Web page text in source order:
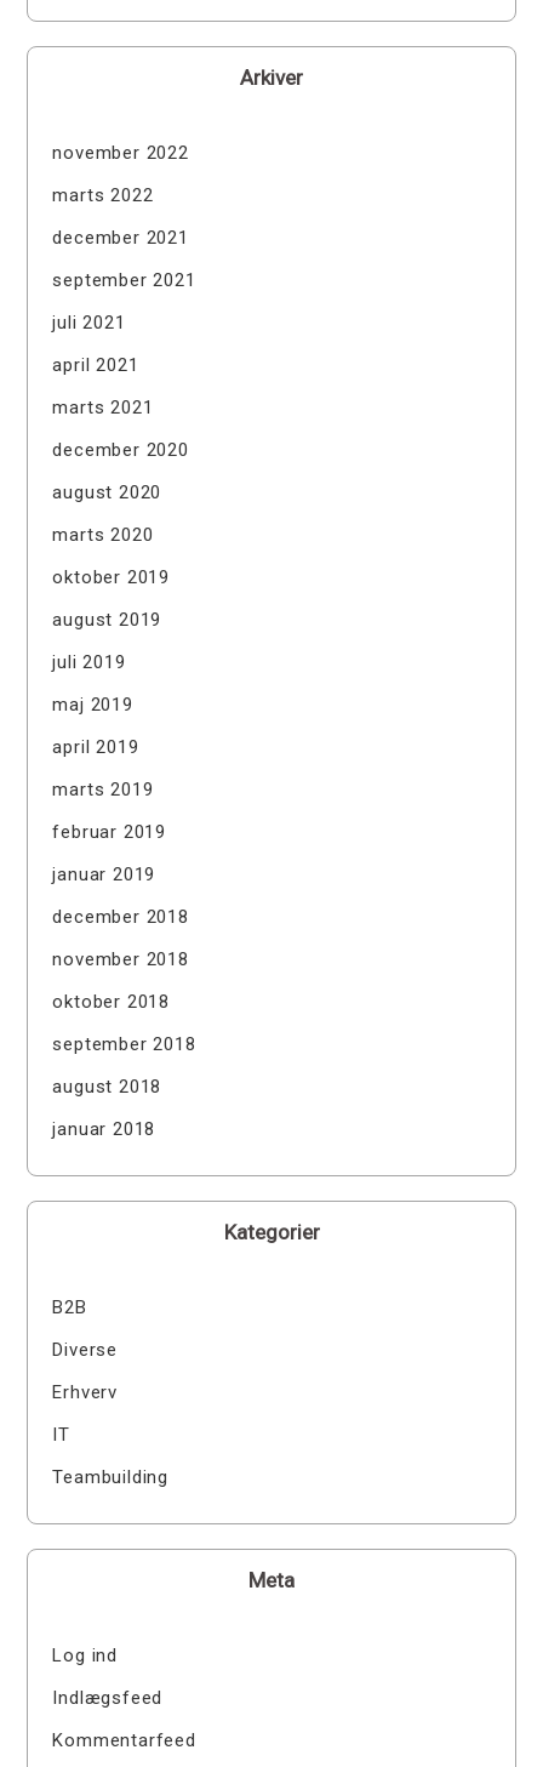
Arkiver
november 2022
marts 2022
december 2021
september 2021
juli 2021
april 2021
marts 2021
december 2020
august 2020
marts 2020
oktober 2019
august 2019
juli 2019
maj 2019
april 2019
marts 2019
februar 2019
januar 2019
december 2018
november 2018
oktober 2018
september 2018
august 2018
januar 2018
Kategorier
B2B
Diverse
Erhverv
IT
Teambuilding
Meta
Log ind
Indlægsfeed
Kommentarfeed